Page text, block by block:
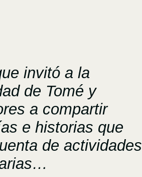
invitó a la
de Tomé y
a compartir
e historias que
de actividades